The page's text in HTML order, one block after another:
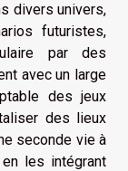
divers univers,
futuristes,
par des
avec un large
des jeux
des lieux
seconde vie à
les intégrant